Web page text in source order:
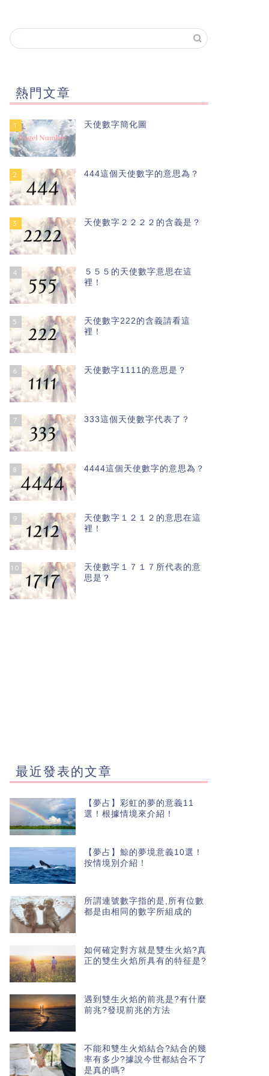
熱門文章
1 天使數字簡化圖
2 444這個天使數字的意思為？
3 天使數字２２２２的含義是？
4
５５５的天使數字意思在這
裡！
5
天使數字222的含義請看這
裡！
6 天使數字1111的意思是？
7 333這個天使數字代表了？
8 4444這個天使數字的意思為？
9
天使數字１２１２的意思在這
裡！
10
天使數字１７１７所代表的意
思是？
最近發表的文章
【夢占】彩虹的夢的意義11
選！根據情境來介紹！
【夢占】鯨的夢境意義10選！
按情境別介紹！
所謂連號數字指的是,所有位數
都是由相同的數字所組成的
如何確定對方就是雙生火焰?真
正的雙生火焰所具有的特征是?
遇到雙生火焰的前兆是?有什麼
前兆?發現前兆的方法
不能和雙生火焰結合?結合的幾
率有多少?據說今世都結合不了
是真的嗎?